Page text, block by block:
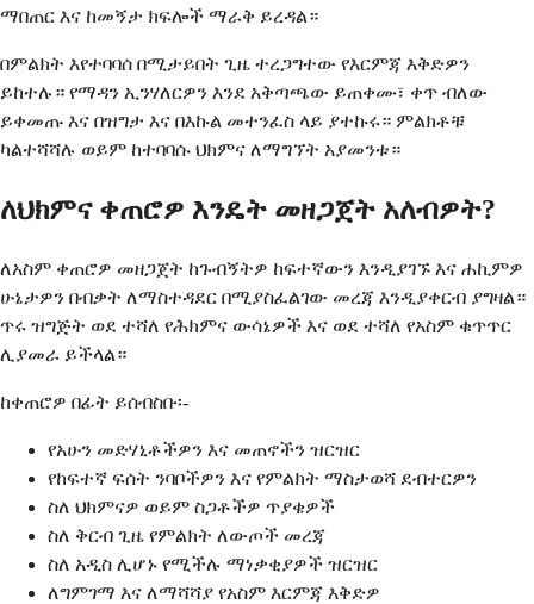
ማበጠር እና ከመኝታ ክፍሎች ማራቅ ይረዳል።
በምልክት እየተባባሰ በሚታይበት ጊዜ ተረጋግተው የእርምጃ እቅድዎን
ይከተሉ። የማዳን ኢንሃለርዎን እንደ አቅጣጫው ይጠቀሙ፣ ቀጥ ብለው
ይቀመጡ እና በዝግታ እና በእኩል መተንፈስ ላይ ያተኩሩ። ምልክቶቹ
ካልተሻሻሉ ወይም ከተባባሱ ህክምና ለማግኘት አያመንቱ።
ለህክምና ቀጠሮዎ እንዴት መዘጋጀት አለብዎት?
ለአስም ቀጠሮዎ መዘጋጀት ከጉብኝትዎ ከፍተኛውን እንዲያገኙ እና ሐኪምዎ
ሁኔታዎን በብቃት ለማስተዳደር በሚያስፈልገው መረጃ እንዲያቀርብ ያግዛል።
ጥሩ ዝግጅት ወደ ተሻለ የሕክምና ውሳኔዎች እና ወደ ተሻለ የአስም ቁጥጥር
ሊያመራ ይችላል።
ከቀጠሮዎ በፊት ይሰብስቡ፡-
የአሁን መድሃኒቶችዎን እና መጠኖችን ዝርዝር
የከፍተኛ ፍሰት ንባቦችዎን እና የምልክት ማስታወሻ ደብተርዎን
ስለ ህክምናዎ ወይም ስጋቶችዎ ጥያቄዎች
ስለ ቅርብ ጊዜ የምልክት ለውጦች መረጃ
ስለ አዲስ ሊሆኑ የሚችሉ ማነቃቂያዎች ዝርዝር
ለግምገማ እና ለማሻሻያ የአስም እርምጃ እቅድዎ